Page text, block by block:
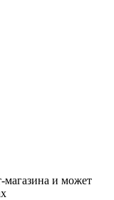
магазина и может